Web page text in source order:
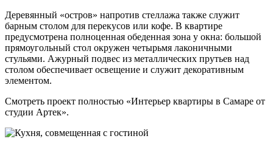
Деревянный «остров» напротив стеллажа также служит
барным столом для перекусов или кофе. В квартире
предусмотрена полноценная обеденная зона у окна: большой
прямоугольный стол окружен четырьмя лаконичными
стульями. Ажурный подвес из металлических прутьев над
столом обеспечивает освещение и служит декоративным
элементом.
Смотреть проект полностью «Интерьер квартиры в Самаре от
студии Артек».